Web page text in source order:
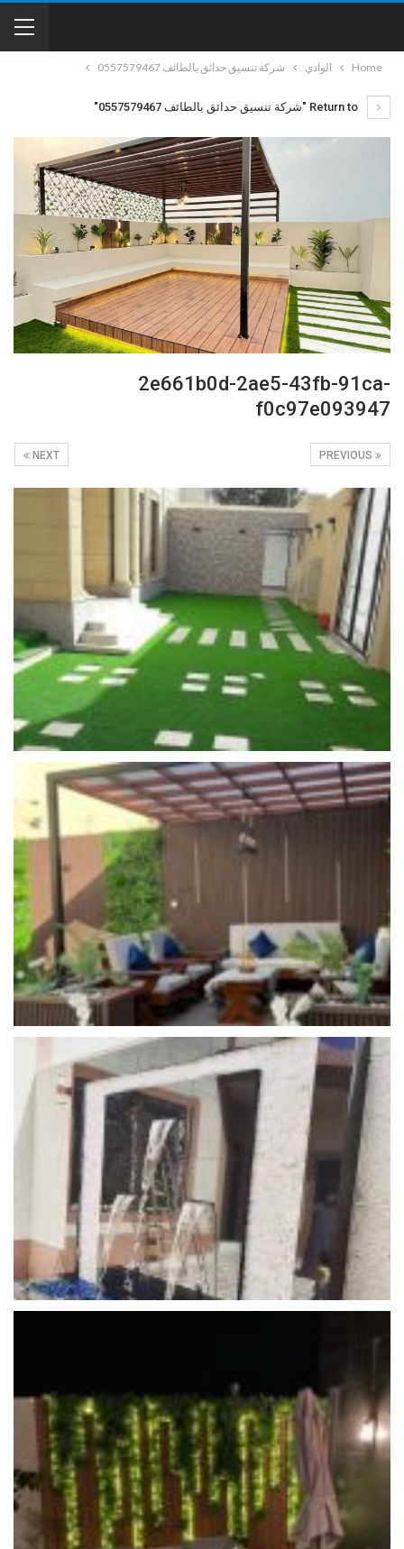
Home الوادي شركة تنسيق حدائق بالطائف 0557579467
2e661b0d-2ae5-43fb-91ca-
f0c97e093947
NEXT